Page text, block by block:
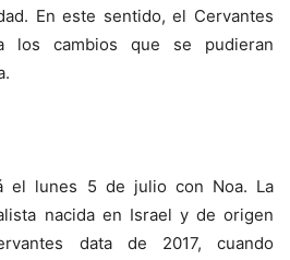
En este sentido, el Cervantes
los cambios que se pudieran
el lunes 5 de julio con Noa. La
nacida en Israel y de origen
data de 2017, cuando